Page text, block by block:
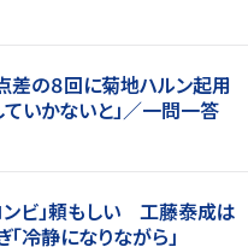
差の８回に菊地ハルン起用
ていかないと」／一問一答
ンビ」頼もしい 工藤泰成は
冷静になりながら」